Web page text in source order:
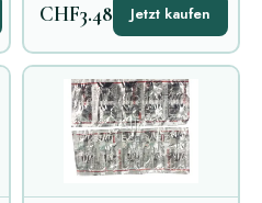
CHF3.48 Jetzt kaufen